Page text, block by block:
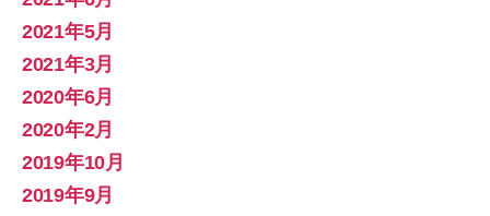
2021年5月
2021年3月
2020年6月
2020年2月
2019年10月
2019年9月